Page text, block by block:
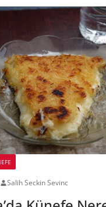
Salih Seckin Sevinc